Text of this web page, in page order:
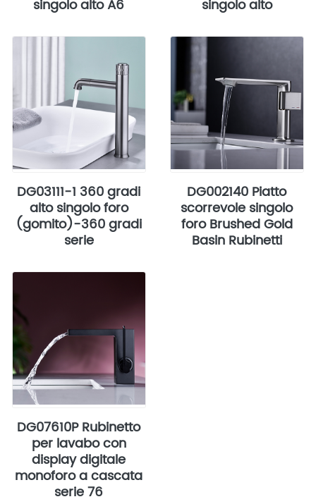
singolo alto A6 singolo alto
DG03111-1 360 gradi
alto singolo foro
(gomito)-360 gradi
serie
DG002140 Piatto
scorrevole singolo
foro Brushed Gold
Basin Rubinetti
DG07610P Rubinetto
per lavabo con
display digitale
monoforo a cascata
serie 76